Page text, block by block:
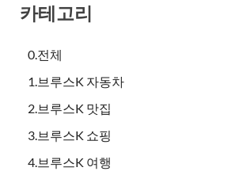
카테고리
0.전체
1.브루스K 자동차
2.브루스K 맛집
3.브루스K 쇼핑
4.브루스K 여행